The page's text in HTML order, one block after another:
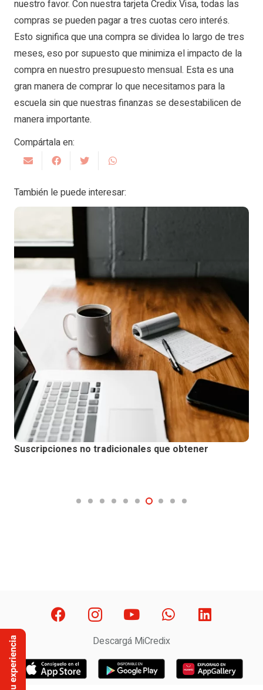
nuestro favor. Con nuestra tarjeta Credix Visa, todas las
compras se pueden pagar a tres cuotas cero interés.
Esto significa que una compra se dividea lo largo de tres
meses, eso por supuesto que minimiza el impacto de la
compra en nuestro presupuesto mensual. Esta es una
gran manera de comprar lo que necesitamos para la
escuela sin que nuestras finanzas se desestabilicen de
manera importante.
Compártala en:
También le puede interesar:
Suscripciones no tradicionales que obtener
Descargá MiCredix